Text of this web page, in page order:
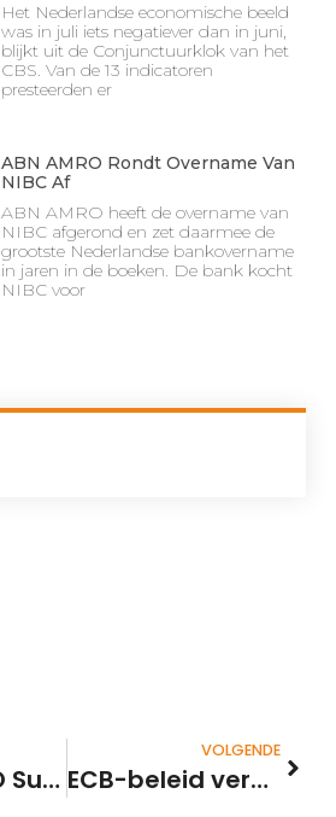
Het Nederlandse economische beeld
was in juli iets negatiever dan in juni,
blijkt uit de Conjunctuurklok van het
CBS. Van de 13 indicatoren
presteerden er
ABN AMRO Rondt Overname Van
NIBC Af
ABN AMRO heeft de overname van
NIBC afgerond en zet daarmee de
grootste Nederlandse bankovername
in jaren in de boeken. De bank kocht
NIBC voor
Deloitte CFO Survey: CFO’s verwachten groei, maar durven het nog niet te geloven
VOLGENDE
ECB-beleid vergroot de ongelijkheid minder dan gedacht